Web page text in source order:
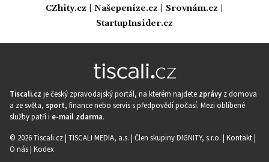
CZhity.cz
Našepeníze.cz Srovnám.cz
StartupInsider.cz
Tiscali.cz je český zpravodajský portál, na kterém najdete zprávy z domova
a ze světa, sport, finance nebo servis s předpovědí počasí. Mezi oblíbené
služby patří i e-mail zdarma.
© 2026 Tiscali.cz | TISCALI MEDIA, a.s. | Člen skupiny DIGNITY, s.r.o. | Kontakt|
O nás| Kodex